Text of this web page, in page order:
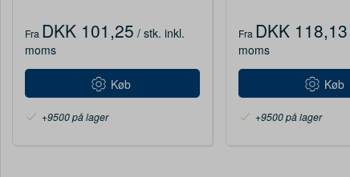
Fra DKK 101,25 / stk. inkl.
moms
Køb
+9500 på lager
Fra DKK 118,13
moms
Køb
+9500 på lager